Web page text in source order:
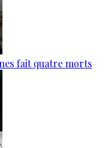
fait quatre morts